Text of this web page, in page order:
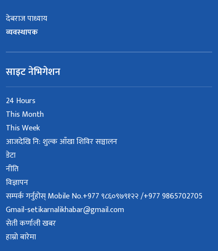
देबराज पाध्याय
व्यवस्थापक
साइट नेभिगेशन
24 Hours
This Month
This Week
आजदेखि नि: शुल्क आँखा शिविर सञ्चालन
डेटा
नीति
विज्ञापन
सम्पर्क गर्नुहोस् Mobile No.+977 ९८६०९७९१२२ /+977 9865702705
Gmail-setikarnalikhabar@gmail.com
सेती कर्णाली खबर
हाम्रो बारेमा